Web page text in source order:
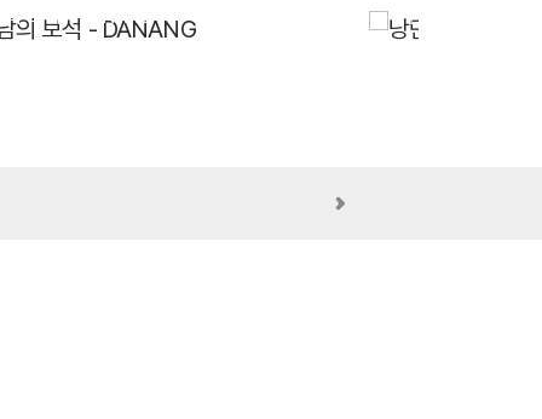
의 보석 - DANANG 낭만 가득 힐링 휴